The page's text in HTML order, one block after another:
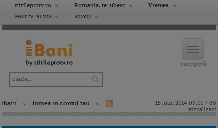
stirileprotv.ro Romania, te iubesc
Vremea
PROTV NEWS
VOYO
ibani lumea in contul tau
15 iulie 2014 09:00 / 88
vizualizari